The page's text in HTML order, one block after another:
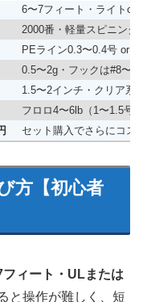
6〜7フィート・ライト
2000番・軽量スピニング
PEライン0.3〜0.4号 or
0.5〜2g・フックは#8〜
1.5〜2インチ・クリア系
フロロ4〜6lb（1〜1.5号
セット購入でさらにコス
方【初心者
フィート・ULまたは
と操作が難しく、短